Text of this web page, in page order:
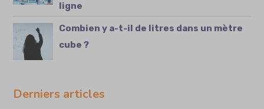
ligne
Combien y a-t-il de litres dans un mètre
cube ?
Derniers articles